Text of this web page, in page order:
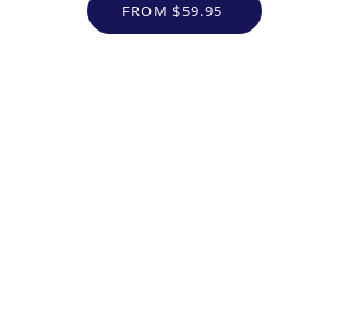
FROM $59.95